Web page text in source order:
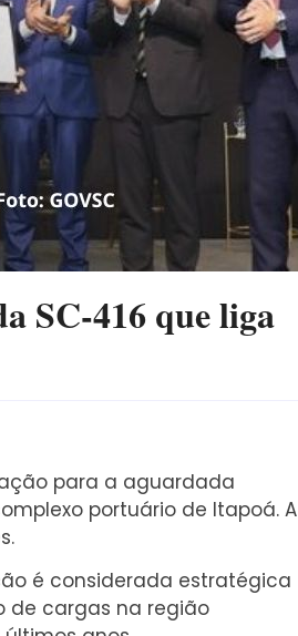
SC-416 que liga
para a aguardada
portuário de Itapoá. A
é considerada estratégica
de cargas na região